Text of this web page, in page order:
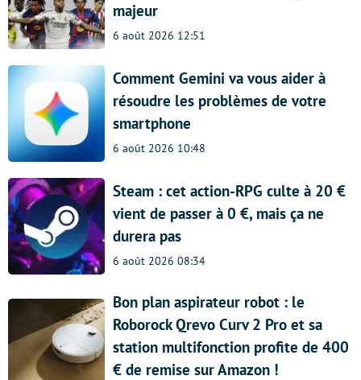
majeur
6 août 2026 12:51
Comment Gemini va vous aider à
résoudre les problèmes de votre
smartphone
6 août 2026 10:48
Steam : cet action-RPG culte à 20 €
vient de passer à 0 €, mais ça ne
durera pas
6 août 2026 08:34
Bon plan aspirateur robot : le
Roborock Qrevo Curv 2 Pro et sa
station multifonction profite de 400
€ de remise sur Amazon !